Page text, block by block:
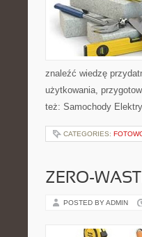
znaleźć wiedzę
użytkowania,
też: Samochody
CATEGORIES:
ZERO-
POSTED BY ADMIN